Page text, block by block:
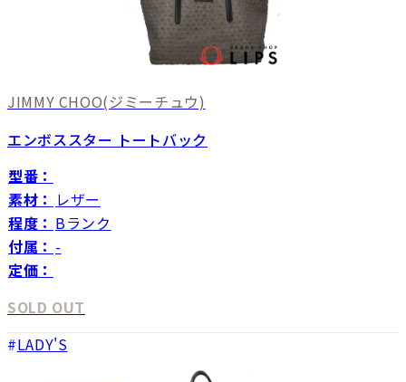
JIMMY CHOO(ジミーチュウ)
エンボススター トートバック
型番：
素材： レザー
程度： Bランク
付属： -
定価：
SOLD OUT
LADY'S